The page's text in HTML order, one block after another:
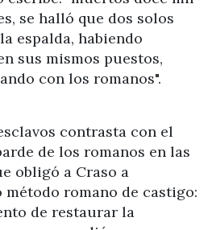
se halló que dos solos
espalda, habiendo
sus mismos puestos,
con los romanos".
contrasta con el
de los romanos en las
obligó a Craso a
romano de castigo:
de restaurar la